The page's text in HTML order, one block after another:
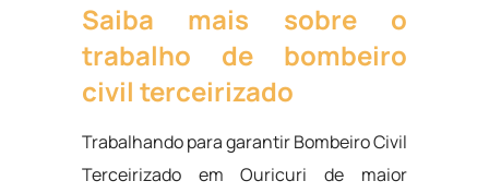
Saiba mais sobre o
trabalho de bombeiro
civil terceirizado
Trabalhando para garantir Bombeiro Civil
Terceirizado em Ouricuri de maior